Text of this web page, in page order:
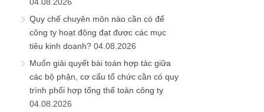
04.08.2026
Cách xác định quyền cho các bộ phận
03.08.2026
vững nếu quyền hạn mơ hồ, vai trò
chức năng chồng chéo 03.08.2026